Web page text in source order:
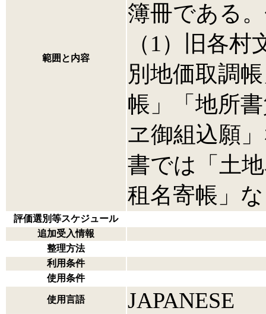
範囲と内容
簿冊である
（1）旧各
別地価取調
帳」「地所
ヱ御組込願
書では「土
租名寄帳」
評価選別等スケジュール
追加受入情報
整理方法
利用条件
使用条件
使用言語 JAPANESE